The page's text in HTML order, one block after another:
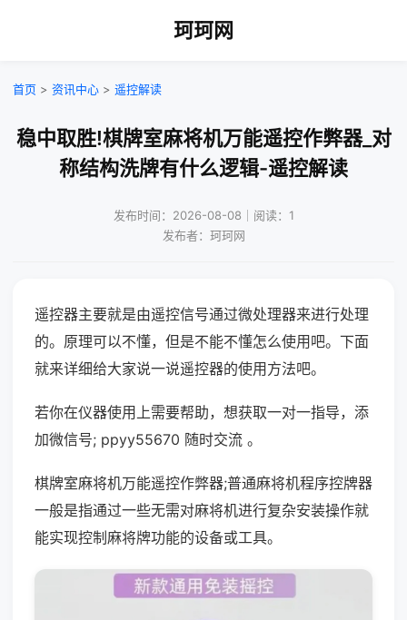
珂珂网
首页 > 资讯中心 > 遥控解读
稳中取胜!棋牌室麻将机万能遥控作弊器_对
称结构洗牌有什么逻辑-遥控解读
发布时间：2026-08-08｜阅读：1
发布者：珂珂网
遥控器主要就是由遥控信号通过微处理器来进行处理
的。原理可以不懂，但是不能不懂怎么使用吧。下面
就来详细给大家说一说遥控器的使用方法吧。
若你在仪器使用上需要帮助，想获取一对一指导，添
加微信号; ppyy55670 随时交流 。
棋牌室麻将机万能遥控作弊器;普通麻将机程序控牌器
一般是指通过一些无需对麻将机进行复杂安装操作就
能实现控制麻将牌功能的设备或工具。